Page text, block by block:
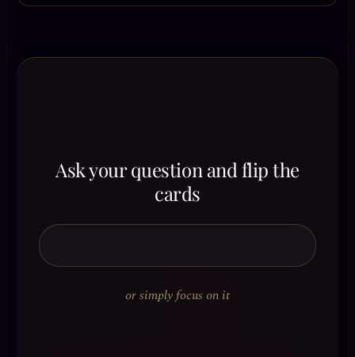
Ask your question and flip the
cards
or simply focus on it